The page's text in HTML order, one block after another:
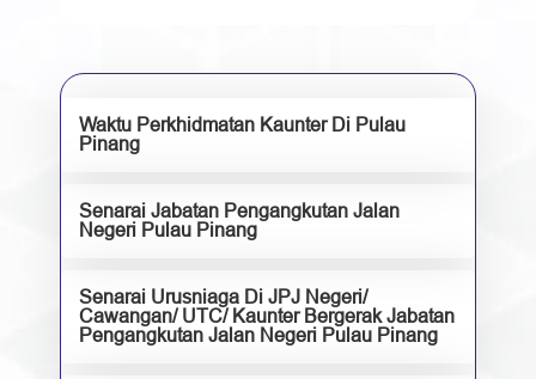
Waktu Perkhidmatan Kaunter Di Pulau
Pinang
Senarai Jabatan Pengangkutan Jalan
Negeri Pulau Pinang
Senarai Urusniaga Di JPJ Negeri/
Cawangan/ UTC/ Kaunter Bergerak Jabatan
Pengangkutan Jalan Negeri Pulau Pinang